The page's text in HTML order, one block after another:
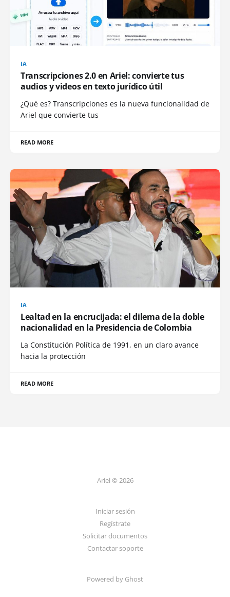
IA
Transcripciones 2.0 en Ariel: convierte tus
audios y videos en texto jurídico útil
¿Qué es? Transcripciones es la nueva funcionalidad de
Ariel que convierte tus
READ MORE
IA
Lealtad en la encrucijada: el dilema de la doble
nacionalidad en la Presidencia de Colombia
La Constitución Política de 1991, en un claro avance
hacia la protección
READ MORE
Ariel © 2026
Iniciar sesión
Regístrate
Solicitar documentos
Contactar soporte
Powered by Ghost